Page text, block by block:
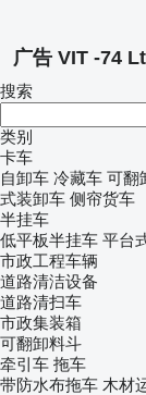
广告 VIT -74
搜索
类别
卡车
自卸车 冷藏车 可翻
式装卸车 侧帘货车
半挂车
低平板半挂车 平台
市政工程车辆
道路清洁设备
道路清扫车
市政集装箱
可翻卸料斗
牵引车 拖车
带防水布拖车 木材